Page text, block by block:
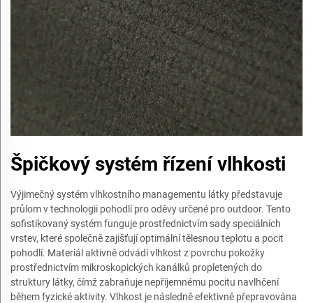
Špičkový systém řízení vlhkosti
Výjimečný systém vlhkostního managementu látky představuje
průlom v technologii pohodlí pro oděvy určené pro outdoor. Tento
sofistikovaný systém funguje prostřednictvím sady speciálních
vrstev, které společně zajišťují optimální tělesnou teplotu a pocit
pohodlí. Materiál aktivně odvádí vlhkost z povrchu pokožky
prostřednictvím mikroskopických kanálků propletených do
struktury látky, čímž zabraňuje nepříjemnému pocitu navlhčení
během fyzické aktivity. Vlhkost je následně efektivně přepravována